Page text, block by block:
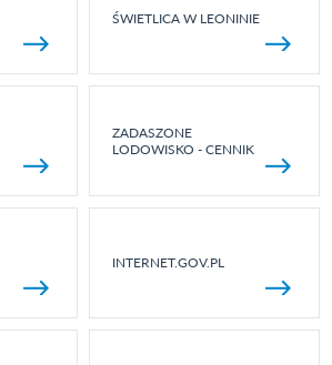
ŚWIETLICA W LEONINIE
ZADASZONE
LODOWISKO - CENNIK
INTERNET.GOV.PL